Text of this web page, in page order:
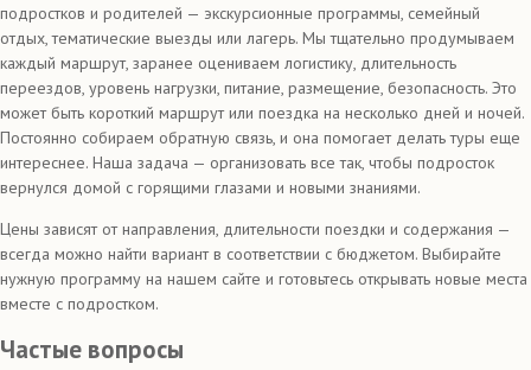
подростков и родителей — экскурсионные программы, семейный
отдых, тематические выезды или лагерь. Мы тщательно продумываем
каждый маршрут, заранее оцениваем логистику, длительность
переездов, уровень нагрузки, питание, размещение, безопасность. Это
может быть короткий маршрут или поездка на несколько дней и ночей.
Постоянно собираем обратную связь, и она помогает делать туры еще
интереснее. Наша задача — организовать все так, чтобы подросток
вернулся домой с горящими глазами и новыми знаниями.
Цены зависят от направления, длительности поездки и содержания —
всегда можно найти вариант в соответствии с бюджетом. Выбирайте
нужную программу на нашем сайте и готовьтесь открывать новые места
вместе с подростком.
Частые вопросы